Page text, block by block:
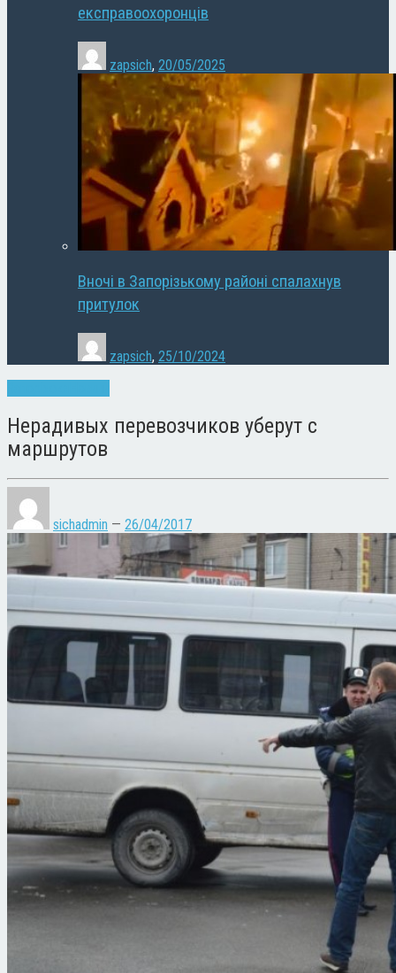
експравоохоронців
zapsich, 20/05/2025
Вночі в Запорізькому районі спалахнув
притулок
zapsich, 25/10/2024
Нерадивых перевозчиков уберут с
маршрутов
sichadmin — 26/04/2017